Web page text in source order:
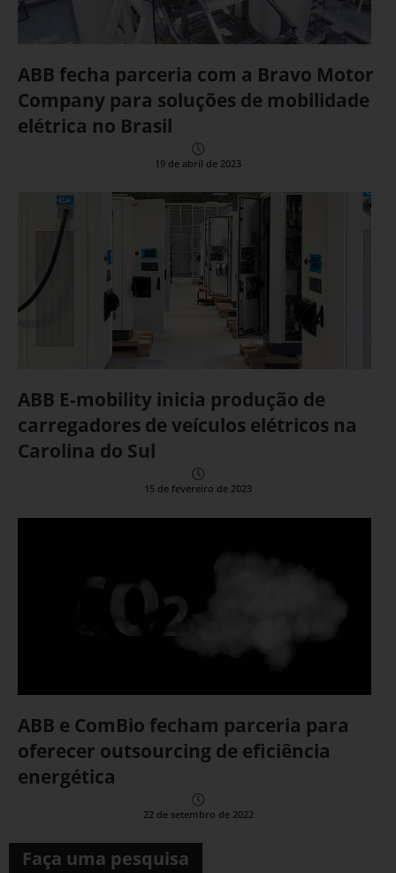
ABB fecha parceria com a Bravo Motor
Company para soluções de mobilidade
elétrica no Brasil
19 de abril de 2023
ABB E-mobility inicia produção de
carregadores de veículos elétricos na
Carolina do Sul
15 de fevereiro de 2023
ABB e ComBio fecham parceria para
oferecer outsourcing de eficiência
energética
22 de setembro de 2022
Faça uma pesquisa